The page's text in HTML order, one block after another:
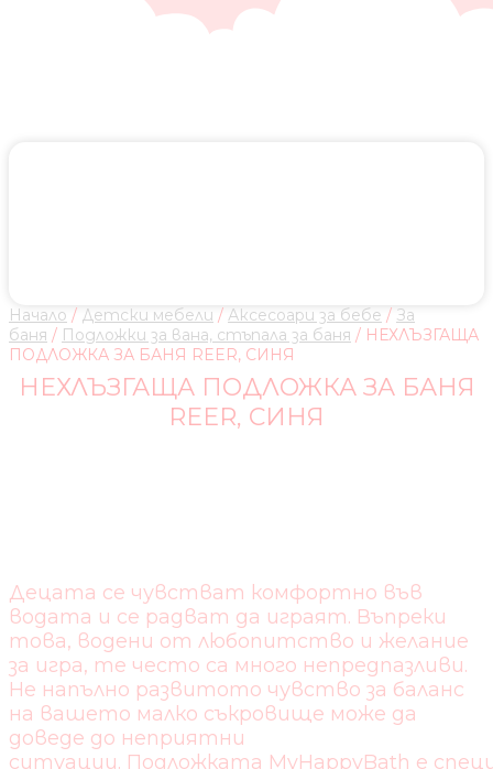
Начало / Детски мебели / Аксесоари за бебе / За
баня / Подложки за вана, стъпала за баня / НЕХЛЪЗГАЩА
ПОДЛОЖКА ЗА БАНЯ REER, СИНЯ
НЕХЛЪЗГАЩА ПОДЛОЖКА ЗА БАНЯ
REER, СИНЯ
Децата се чувстват комфортно във
водата и се радват да играят. Въпреки
това, водени от любопитство и желание
за игра, те често са много непредпазливи.
Не напълно развитото чувство за баланс
на вашето малко съкровище може да
доведе до неприятни
ситуации. Подложката MyHappyBath е